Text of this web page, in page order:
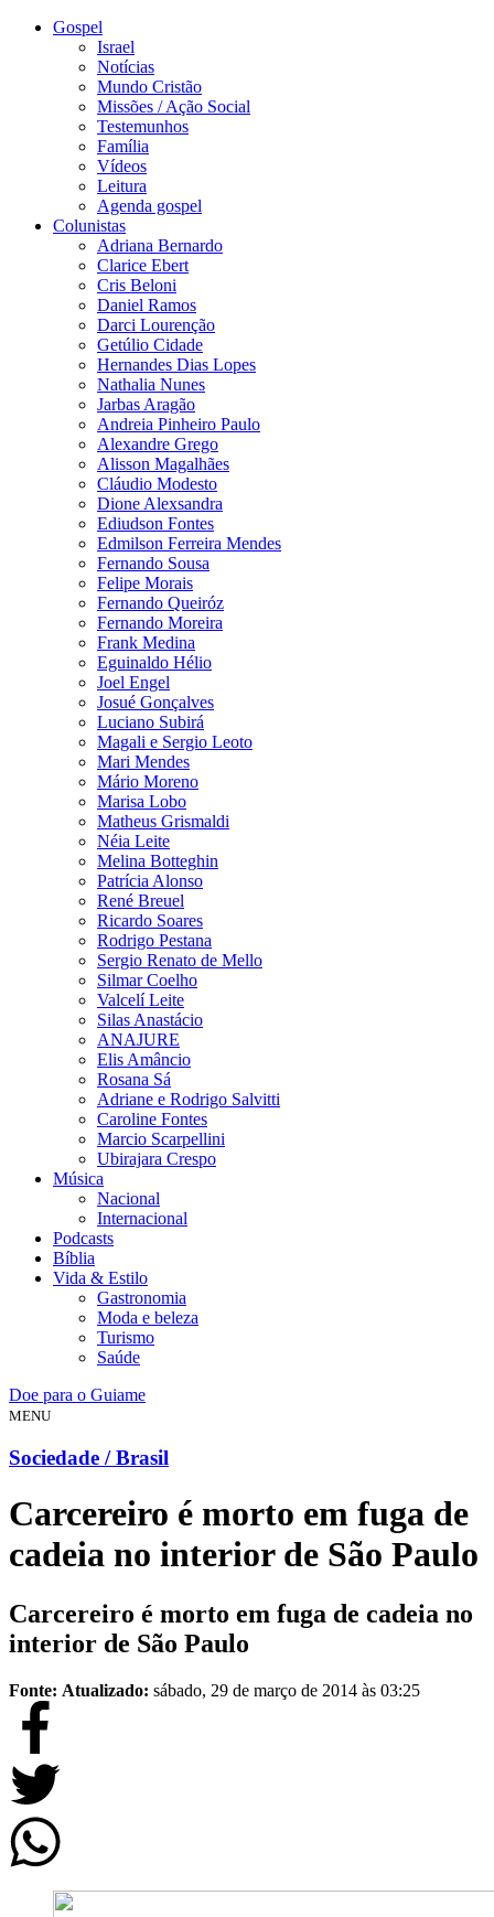
Gospel
Israel
Notícias
Mundo Cristão
Missões / Ação Social
Testemunhos
Família
Vídeos
Leitura
Agenda gospel
Colunistas
Adriana Bernardo
Clarice Ebert
Cris Beloni
Daniel Ramos
Darci Lourenção
Getúlio Cidade
Hernandes Dias Lopes
Nathalia Nunes
Jarbas Aragão
Andreia Pinheiro Paulo
Alexandre Grego
Alisson Magalhães
Cláudio Modesto
Dione Alexsandra
Ediudson Fontes
Edmilson Ferreira Mendes
Fernando Sousa
Felipe Morais
Fernando Queiróz
Fernando Moreira
Frank Medina
Eguinaldo Hélio
Joel Engel
Josué Gonçalves
Luciano Subirá
Magali e Sergio Leoto
Mari Mendes
Mário Moreno
Marisa Lobo
Matheus Grismaldi
Néia Leite
Melina Botteghin
Patrícia Alonso
René Breuel
Ricardo Soares
Rodrigo Pestana
Sergio Renato de Mello
Silmar Coelho
Valcelí Leite
Silas Anastácio
ANAJURE
Elis Amâncio
Rosana Sá
Adriane e Rodrigo Salvitti
Caroline Fontes
Marcio Scarpellini
Ubirajara Crespo
Música
Nacional
Internacional
Podcasts
Bíblia
Vida & Estilo
Gastronomia
Moda e beleza
Turismo
Saúde
Doe para o Guiame
MENU
Sociedade / Brasil
Carcereiro é morto em fuga de
cadeia no interior de São Paulo
Carcereiro é morto em fuga de cadeia no
interior de São Paulo
Fonte: Atualizado: sábado, 29 de março de 2014 às 03:25